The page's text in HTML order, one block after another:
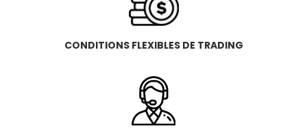
CONDITIONS FLEXIBLES DE TRADING